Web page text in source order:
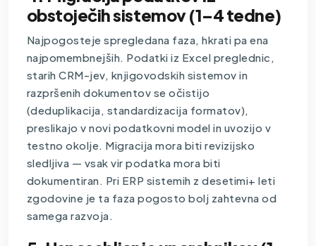
obstoječih sistemov (1–4 tedne)
Najpogosteje spregledana faza, hkrati pa ena
najpomembnejših. Podatki iz Excel preglednic,
starih CRM-jev, knjigovodskih sistemov in
razpršenih dokumentov se očistijo
(deduplikacija, standardizacija formatov),
preslikajo v novi podatkovni model in uvozijo v
testno okolje. Migracija mora biti revizijsko
sledljiva — vsak vir podatka mora biti
dokumentiran. Pri ERP sistemih z desetimi+ leti
zgodovine je ta faza pogosto bolj zahtevna od
samega razvoja.